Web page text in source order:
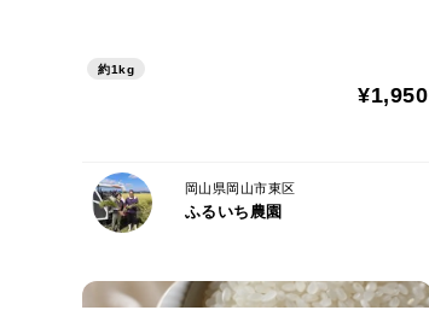
約1kg
¥1,950
岡山県岡山市東区
ふるいち農園